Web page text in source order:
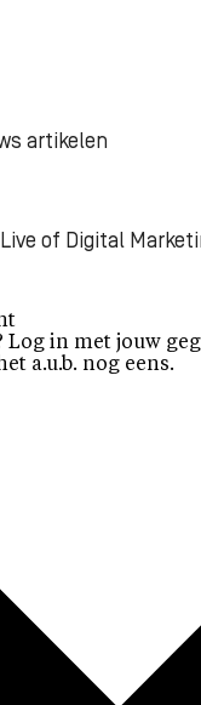
artikelen
of Digital
Log in met jouw
a.u.b. nog eens.